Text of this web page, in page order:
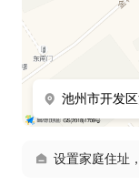
池州市开发
设置家庭住址